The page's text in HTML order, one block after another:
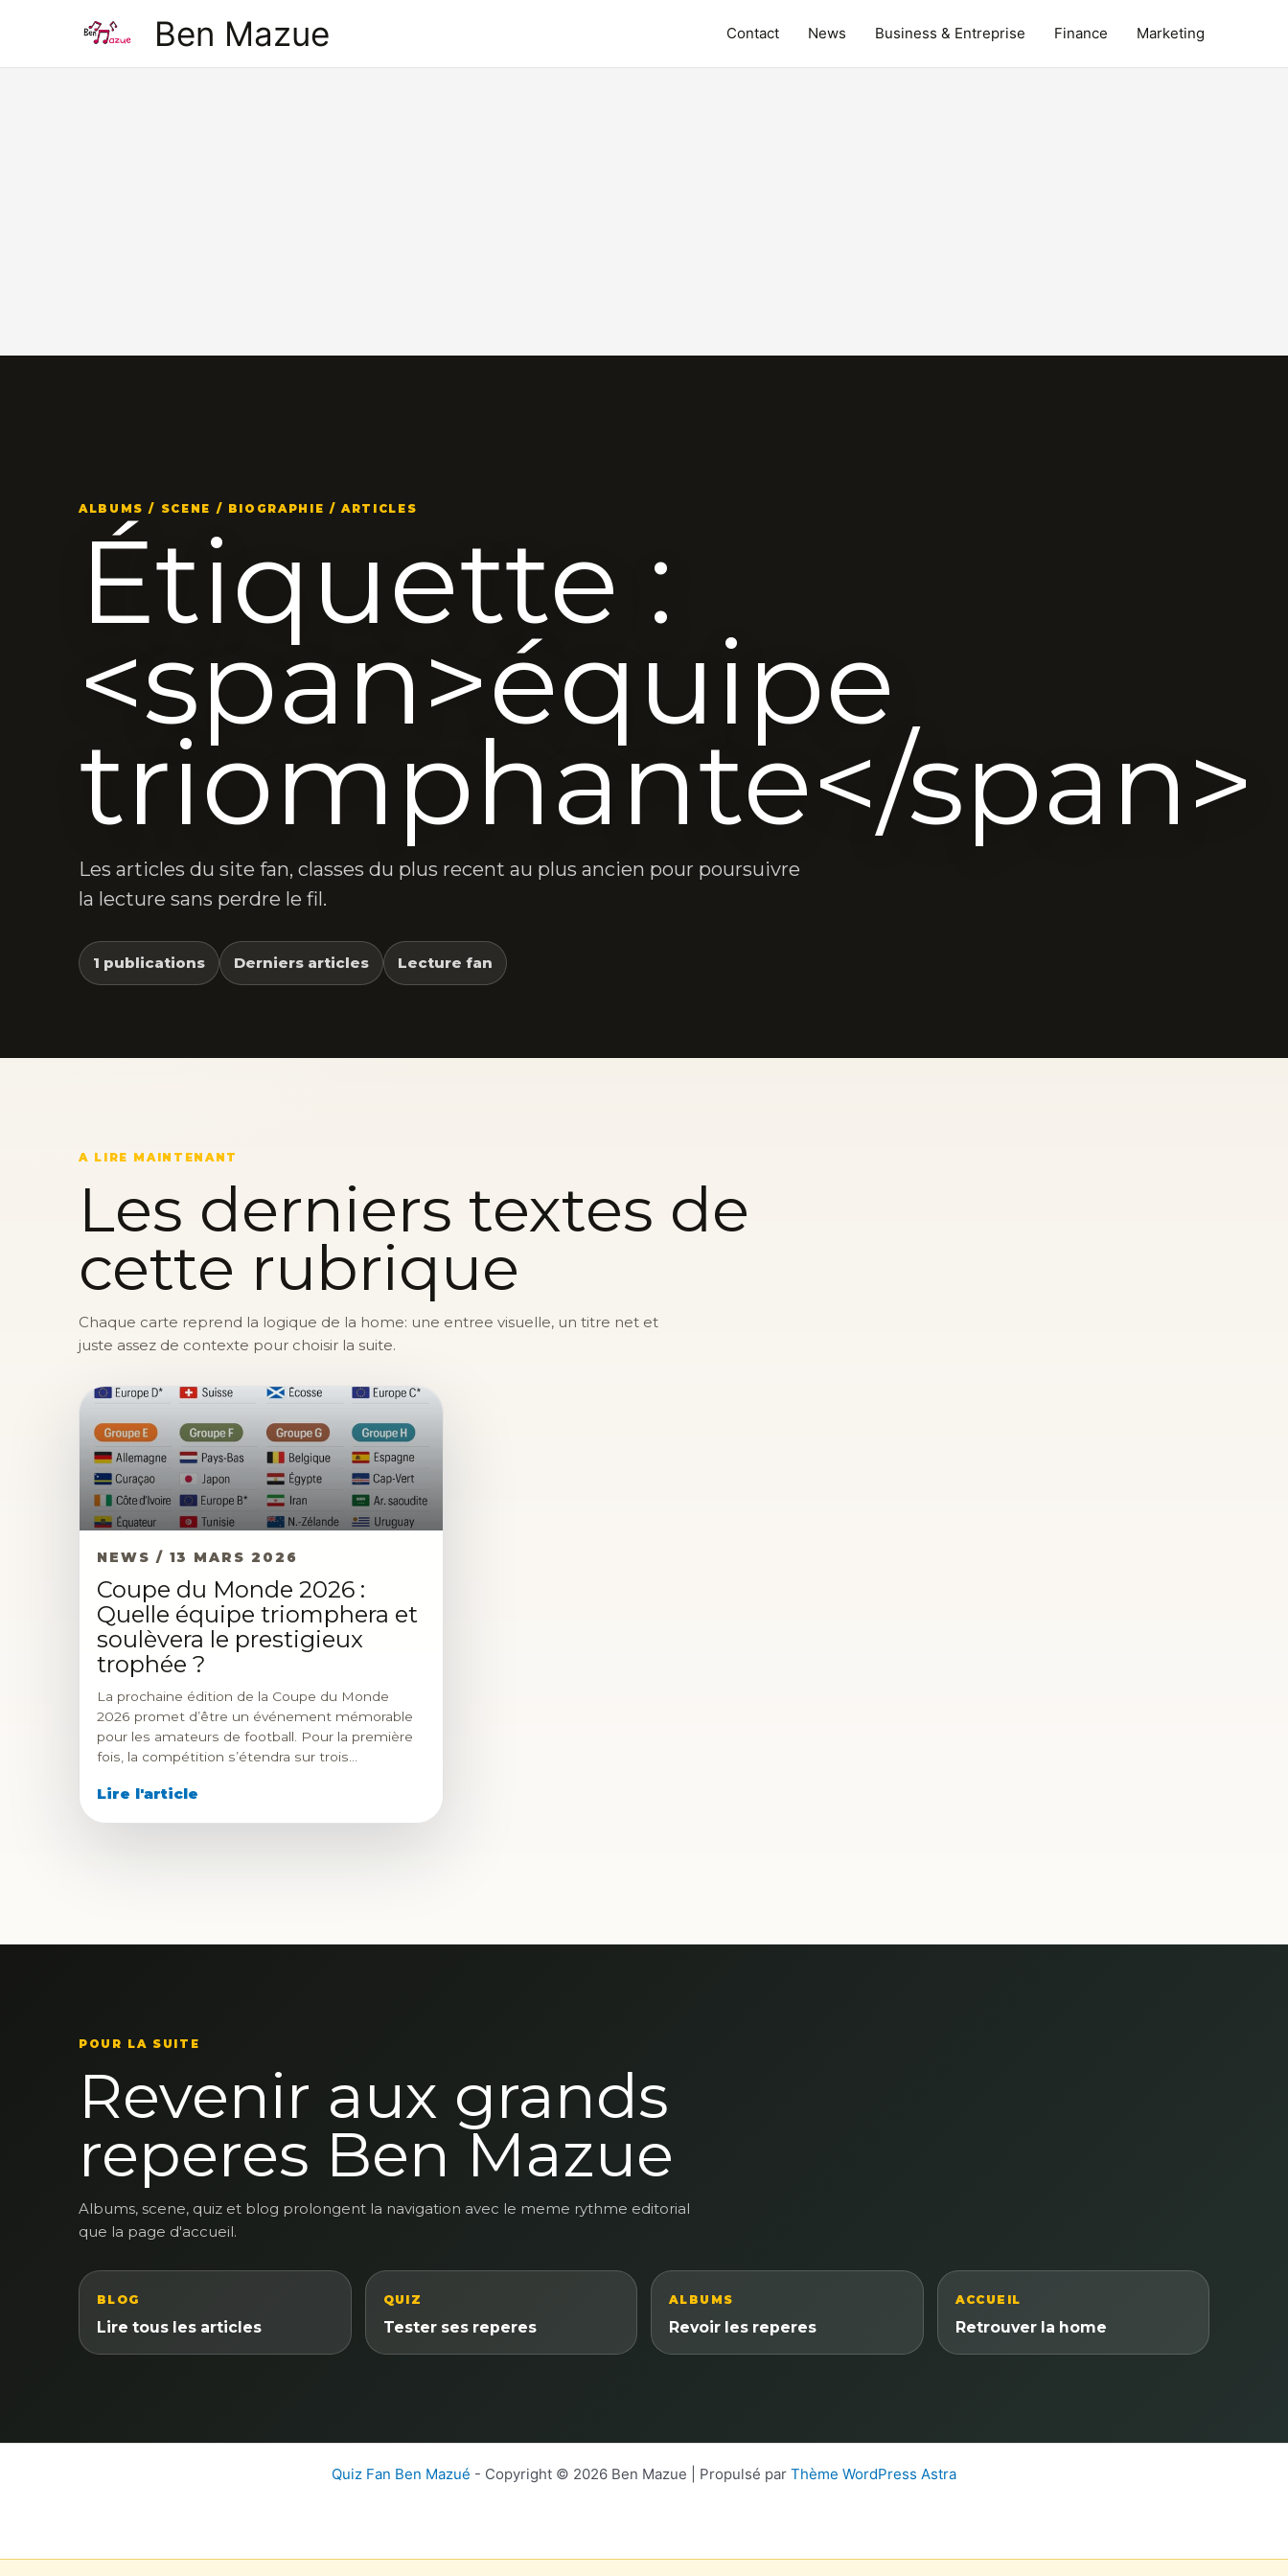
Ben Mazue Contact News Business & Entreprise Finance Marketing
ALBUMS / SCENE / BIOGRAPHIE / ARTICLES
Étiquette :
<span>équipe
triomphante</span>
Les articles du site fan, classes du plus recent au plus ancien pour poursuivre
la lecture sans perdre le fil.
1 publications Derniers articles Lecture fan
A LIRE MAINTENANT
Les derniers textes de
cette rubrique
Chaque carte reprend la logique de la home: une entree visuelle, un titre net et
juste assez de contexte pour choisir la suite.
NEWS / 13 MARS 2026
Coupe du Monde 2026 :
Quelle équipe triomphera et
soulèvera le prestigieux
trophée ?
La prochaine édition de la Coupe du Monde
2026 promet d’être un événement mémorable
pour les amateurs de football. Pour la première
fois, la compétition s’étendra sur trois…
Lire l'article
POUR LA SUITE
Revenir aux grands
reperes Ben Mazue
Albums, scene, quiz et blog prolongent la navigation avec le meme rythme editorial
que la page d'accueil.
BLOG
Lire tous les articles
QUIZ
Tester ses reperes
ALBUMS
Revoir les reperes
ACCUEIL
Retrouver la home
Quiz Fan Ben Mazué - Copyright © 2026 Ben Mazue | Propulsé par Thème WordPress Astra